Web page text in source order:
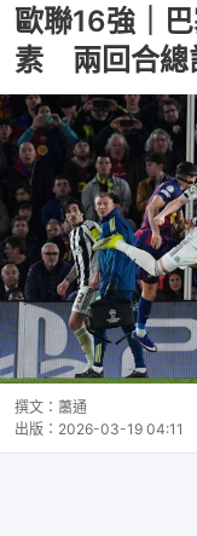
歐聯16強｜
素 兩回合總
撰文： 蕭通
出版： 2026-03-19 04:11